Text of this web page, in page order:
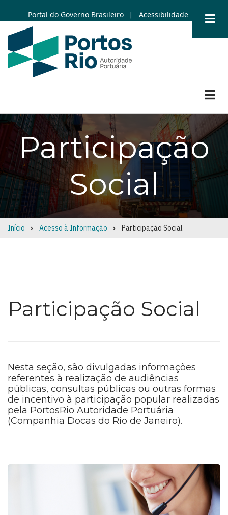
to
main
content
Portal do Governo Brasileiro | Acessibilidade
Participação
Social
Breadcrumb
Início Acesso à Informação Participação Social
Participação Social
Nesta seção, são divulgadas informações
referentes à realização de audiências
públicas, consultas públicas ou outras formas
de incentivo à participação popular realizadas
pela PortosRio Autoridade Portuária
(Companhia Docas do Rio de Janeiro).